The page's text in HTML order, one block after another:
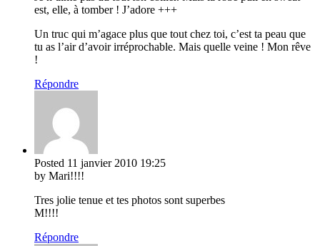
est, elle, à tomber ! J’adore +++
Un truc qui m’agace plus que tout chez toi, c’est ta peau que
tu as l’air d’avoir irréprochable. Mais quelle veine ! Mon rêve
!
Répondre
Posted 11 janvier 2010 19:25
by Mari!!!!
Tres jolie tenue et tes photos sont superbes
M!!!!
Répondre